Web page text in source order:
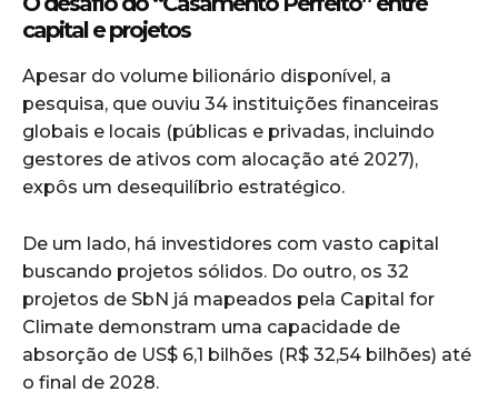
capital e projetos
Apesar do volume bilionário disponível, a
pesquisa, que ouviu 34 instituições financeiras
globais e locais (públicas e privadas, incluindo
gestores de ativos com alocação até 2027),
expôs um desequilíbrio estratégico.
De um lado, há investidores com vasto capital
buscando projetos sólidos. Do outro, os 32
projetos de SbN já mapeados pela Capital for
Climate demonstram uma capacidade de
absorção de US$ 6,1 bilhões (R$ 32,54 bilhões) até
o final de 2028.